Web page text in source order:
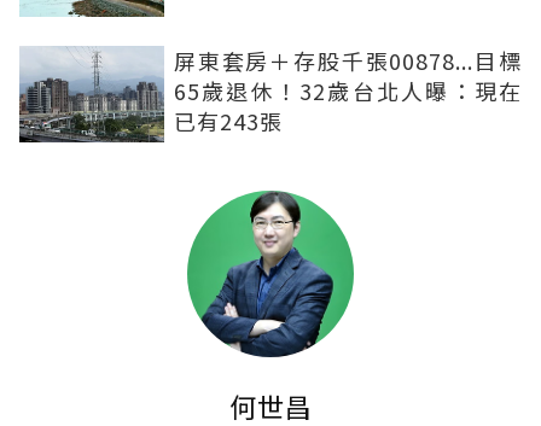
屏東套房＋存股千張00878...目標
65歲退休！32歲台北人曝：現在
已有243張
何世昌